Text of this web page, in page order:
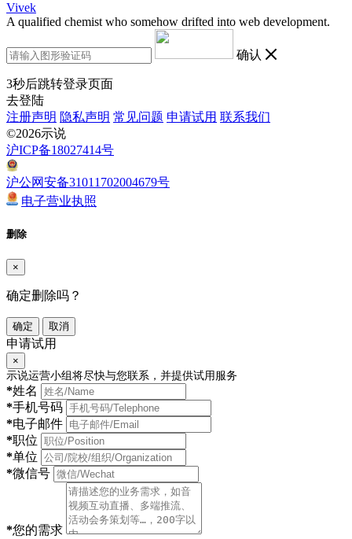
Vivek
A qualified chemist who somehow drifted into web development.
确认
3秒后跳转登录页面
去登陆
注册声明 隐私声明 常见问题 申请试用 联系我们
©2026示说
沪ICP备18027414号
沪公网安备31011702004679号
电子营业执照
删除
×
确定删除吗？
确定 取消
申请试用
×
示说运营小组将尽快与您联系，并提供试用服务
*姓名
*手机号码
*电子邮件
*职位
*单位
*微信号
*您的需求